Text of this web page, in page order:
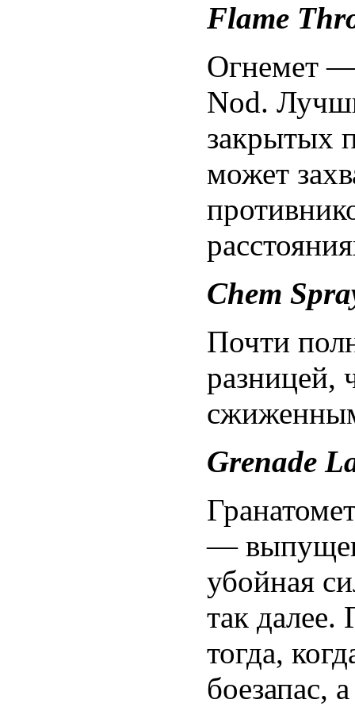
Flame
Огнемет —
Nod.
закрытых
может
Chem
Почти
разницей,
Grenade
—
убойная
так далее.
тогда,
боезапас,